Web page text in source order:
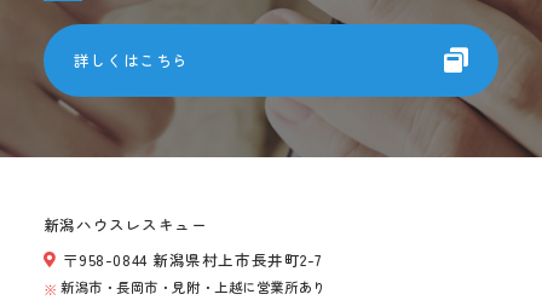
詳しくはこちら
新潟ハウスレスキュー
〒958-0844 新潟県村上市長井町2-7
新潟市・長岡市・見附・上越に営業所あり